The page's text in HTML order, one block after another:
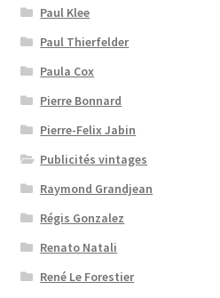
Paul Klee
Paul Thierfelder
Paula Cox
Pierre Bonnard
Pierre-Felix Jabin
Publicités vintages
Raymond Grandjean
Régis Gonzalez
Renato Natali
René Le Forestier